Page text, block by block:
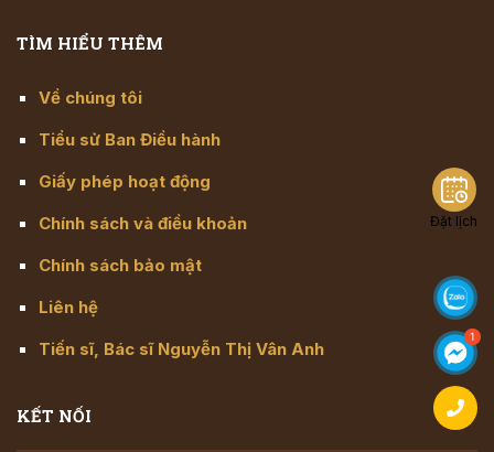
TÌM HIỂU THÊM
Về chúng tôi
Tiểu sử Ban Điều hành
Giấy phép hoạt động
Chính sách và điều khoản
Chính sách bảo mật
Liên hệ
Tiến sĩ, Bác sĩ Nguyễn Thị Vân Anh
KẾT NỐI
Đặt lịch